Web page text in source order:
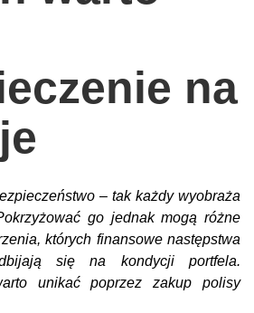
na
– tak każdy wyobraża
go jednak mogą różne
których finansowe następstwa
się na kondycji portfela.
unikać poprzez zakup polisy